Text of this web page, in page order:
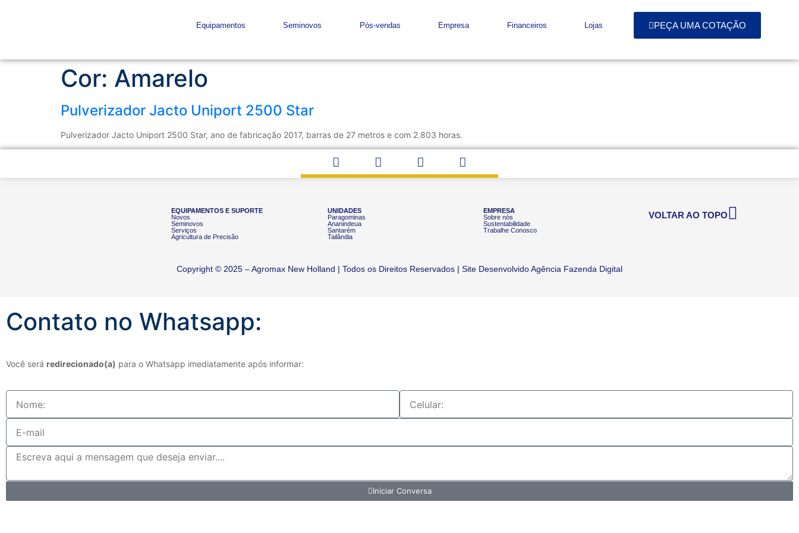
Equipamentos Seminovos Pós-vendas Empresa Financeiros Lojas PEÇA UMA COTAÇÃO
Cor: Amarelo
Pulverizador Jacto Uniport 2500 Star
Pulverizador Jacto Uniport 2500 Star, ano de fabricação 2017, barras de 27 metros e com 2.803 horas.
EQUIPAMENTOS E SUPORTE
Novos
Seminovos
Serviços
Agricultura de Precisão
UNIDADES
Paragominas
Ananindeua
Santarém
Tailândia
EMPRESA
Sobre nós
Sustentabilidade
Trabalhe Conosco
VOLTAR AO TOPO
Copyright © 2025 – Agromax New Holland | Todos os Direitos Reservados | Site DesenvolvidoAgência Fazenda Digital
Contato no Whatsapp:
Você será redirecionado(a) para o Whatsapp imediatamente após informar:
Iniciar Conversa